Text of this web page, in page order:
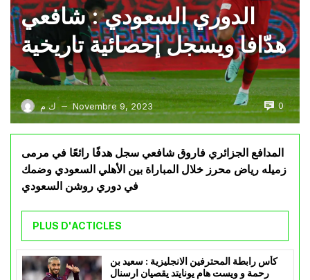
الدوري السعودي : شافعي
هدّافا ويسجل إحصائية تاريخية
ك م — Novembre 9, 2023 0
المدافع الجزائري فاروق شافعي سجل هدفًا رائعًا في مرمى
زميله رياض محرز خلال المباراة بين الأهلي السعودي وضمك
في دوري روشن السعودي
PLUS D'ACTICLES
كأس رابطة المحترفين الانجليزية : سعيد بن
رحمة و ويست هام يونايتد يقصيان ارسنال